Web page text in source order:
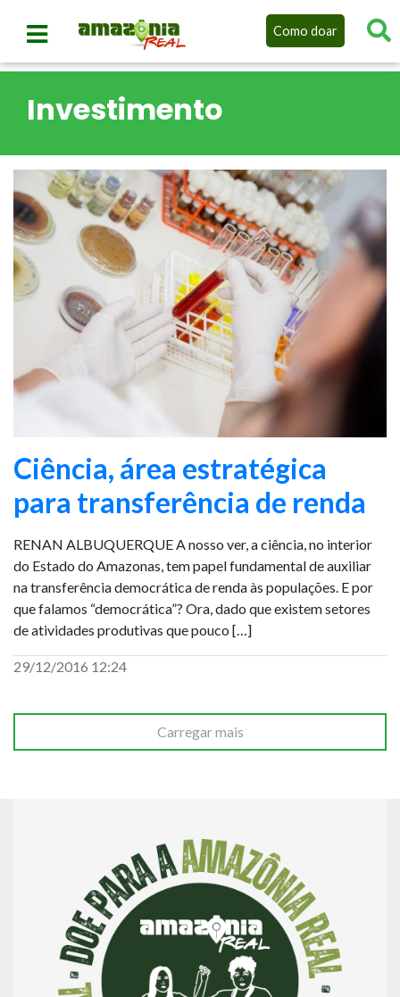
Como doar
Investimento
Ciência, área estratégica
para transferência de renda
RENAN ALBUQUERQUE A nosso ver, a ciência, no interior
do Estado do Amazonas, tem papel fundamental de auxiliar
na transferência democrática de renda às populações. E por
que falamos “democrática”? Ora, dado que existem setores
de atividades produtivas que pouco […]
29/12/2016 12:24
Carregar mais